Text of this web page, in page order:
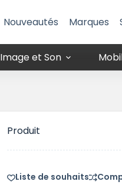
Nouveautés Marques
Image et Son
Produit
Liste de souhaits